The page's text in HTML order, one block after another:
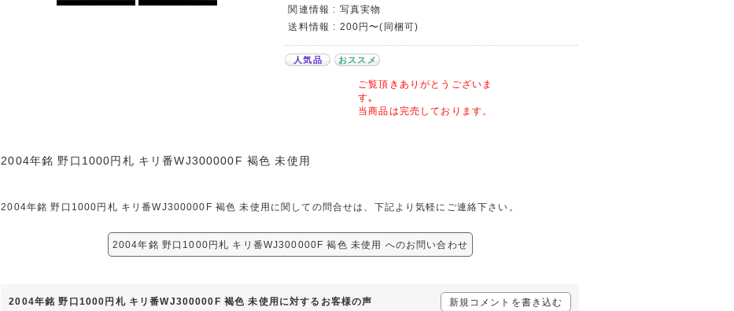
関連情報 : 写真実物
送料情報 : 200円〜(同梱可)
人気品 おススメ
ご覧頂きありがとうございま
す｡
当商品は完売しております。
2004年銘 野口1000円札 キリ番WJ300000F 褐色 未使用
2004年銘 野口1000円札 キリ番WJ300000F 褐色 未使用に関しての問合せは、下記より気軽にご連絡下さい。
2004年銘 野口1000円札 キリ番WJ300000F 褐色 未使用 へのお問い合わせ
2004年銘 野口1000円札 キリ番WJ300000F 褐色 未使用に対するお客様の声 新規コメントを書き込む